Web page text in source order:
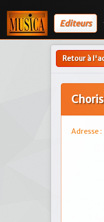
Editeurs
Retour à
Adresse :